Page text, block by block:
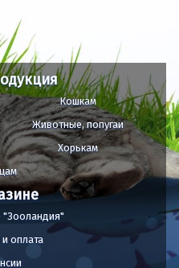
Кошкам
Животные, попугаи
Хорькам
"Зооландия"
оплата